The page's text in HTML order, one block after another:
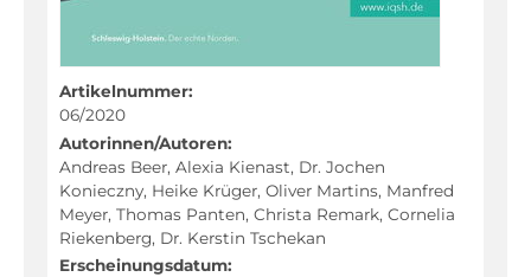
Artikelnummer:
06/2020
Autorinnen/Autoren:
Andreas Beer, Alexia Kienast, Dr. Jochen
Konieczny, Heike Krüger, Oliver Martins, Manfred
Meyer, Thomas Panten, Christa Remark, Cornelia
Riekenberg, Dr. Kerstin Tschekan
Erscheinungsdatum: